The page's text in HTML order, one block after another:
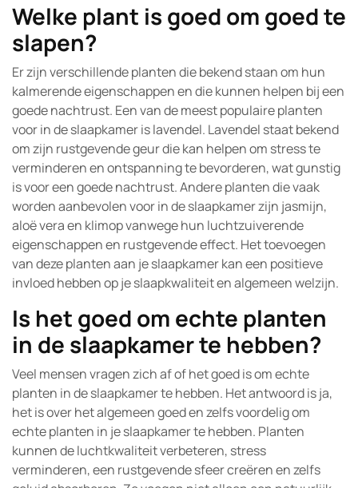
Welke plant is goed om goed te
slapen?
Er zijn verschillende planten die bekend staan om hun
kalmerende eigenschappen en die kunnen helpen bij een
goede nachtrust. Een van de meest populaire planten
voor in de slaapkamer is lavendel. Lavendel staat bekend
om zijn rustgevende geur die kan helpen om stress te
verminderen en ontspanning te bevorderen, wat gunstig
is voor een goede nachtrust. Andere planten die vaak
worden aanbevolen voor in de slaapkamer zijn jasmijn,
aloë vera en klimop vanwege hun luchtzuiverende
eigenschappen en rustgevende effect. Het toevoegen
van deze planten aan je slaapkamer kan een positieve
invloed hebben op je slaapkwaliteit en algemeen welzijn.
Is het goed om echte planten
in de slaapkamer te hebben?
Veel mensen vragen zich af of het goed is om echte
planten in de slaapkamer te hebben. Het antwoord is ja,
het is over het algemeen goed en zelfs voordelig om
echte planten in je slaapkamer te hebben. Planten
kunnen de luchtkwaliteit verbeteren, stress
verminderen, een rustgevende sfeer creëren en zelfs